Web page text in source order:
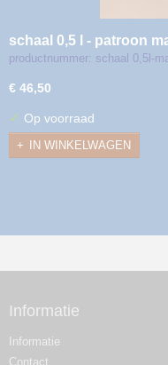
schaal 0,5 l - patroon
productnummer: schaal 0,5l-
€ 46,50
✓ Op voorraad
IN WINKELWAGEN
Informatie
Informatie
Contact